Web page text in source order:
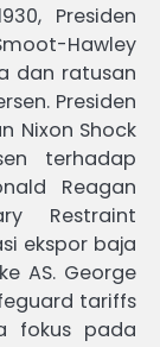
Presiden
Hawley
dan ratusan
Presiden
Nixon Shock
terhadap
Reagan
Restraint
ekspor baja
AS. George
tariffs
fokus pada